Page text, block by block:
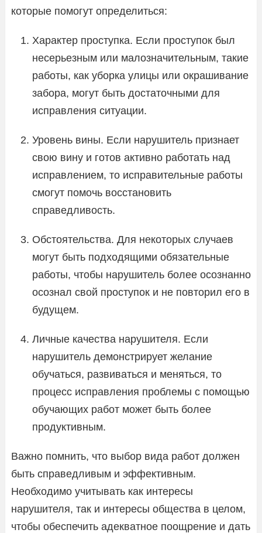
которые помогут определиться:
Характер проступка. Если проступок был
несерьезным или малозначительным, такие
работы, как уборка улицы или окрашивание
забора, могут быть достаточными для
исправления ситуации.
Уровень вины. Если нарушитель признает
свою вину и готов активно работать над
исправлением, то исправительные работы
смогут помочь восстановить
справедливость.
Обстоятельства. Для некоторых случаев
могут быть подходящими обязательные
работы, чтобы нарушитель более осознанно
осознал свой проступок и не повторил его в
будущем.
Личные качества нарушителя. Если
нарушитель демонстрирует желание
обучаться, развиваться и меняться, то
процесс исправления проблемы с помощью
обучающих работ может быть более
продуктивным.
Важно помнить, что выбор вида работ должен
быть справедливым и эффективным.
Необходимо учитывать как интересы
нарушителя, так и интересы общества в целом,
чтобы обеспечить адекватное поощрение и дать